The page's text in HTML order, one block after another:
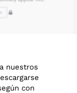
nuestros
con